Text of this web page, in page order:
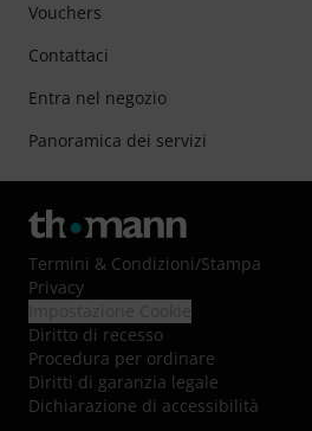
Vouchers
Contattaci
Entra nel negozio
Panoramica dei servizi
Termini & Condizioni/Stampa
Privacy
Diritto di recesso
Procedura per ordinare
Diritti di garanzia legale
Dichiarazione di accessibilità